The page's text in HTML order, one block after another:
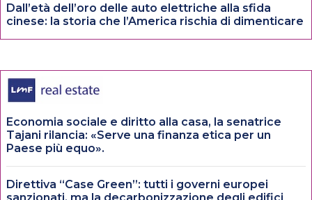
Dall’età dell’oro delle auto elettriche alla sfida
cinese: la storia che l’America rischia di dimenticare
Economia sociale e diritto alla casa, la senatrice
Tajani rilancia: «Serve una finanza etica per un
Paese più equo».
Direttiva “Case Green”: tutti i governi europei
sanzionati, ma la decarbonizzazione degli edifici